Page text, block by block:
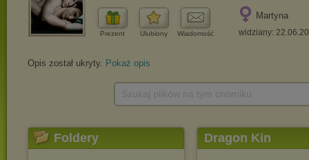
Prezent Ulubiony Wiadomość
Martyna
widziany:
Opis został ukryty. Pokaż opis
Foldery Dragon Kin